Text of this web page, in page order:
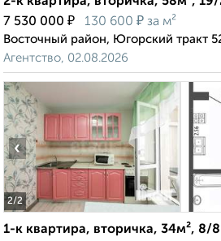
7 530 000 ₽ 130 600 ₽ за м²
Восточный район, Югорский тракт
Агентство, 02.08.2026
2/2
‹
1-к квартира, вторичка, 34м², 8/